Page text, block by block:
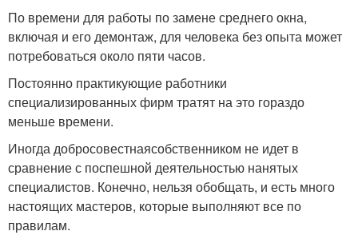
По времени для работы по замене среднего окна,
включая и его демонтаж, для человека без опыта может
потребоваться около пяти часов.
Постоянно практикующие работники
специализированных фирм тратят на это гораздо
меньше времени.
Иногда добросовестнаясобственником не идет в
сравнение с поспешной деятельностью нанятых
специалистов. Конечно, нельзя обобщать, и есть много
настоящих мастеров, которые выполняют все по
правилам.